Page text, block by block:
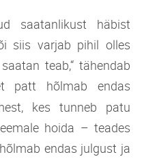
saatanlikust häbist
siis varjab pihil olles
teab,“ tähendab
patt hõlmab endas
kes tunneb patu
hoida – teades
endas julgust ja